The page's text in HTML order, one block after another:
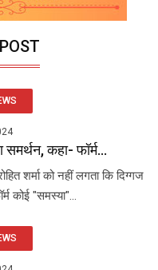
समर्थन, कहा- फॉर्म...
शर्मा को नहीं लगता कि दिग्गज
कोई "समस्या"...